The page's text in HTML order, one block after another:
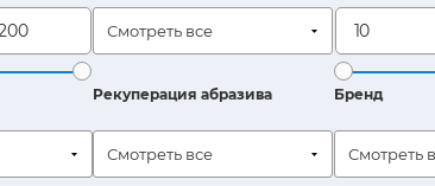
Смотреть все
Рекуперация абразива
Смотреть все
Бренд
Смотреть